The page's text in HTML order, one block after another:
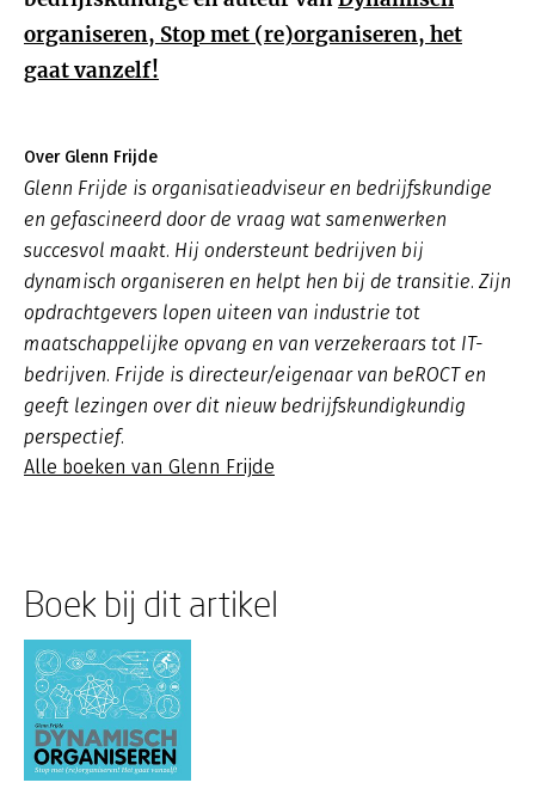
organiseren, Stop met (re)organiseren, het
gaat vanzelf!
Over Glenn Frijde
Glenn Frijde is organisatieadviseur en bedrijfskundige
en gefascineerd door de vraag wat samenwerken
succesvol maakt. Hij ondersteunt bedrijven bij
dynamisch organiseren en helpt hen bij de transitie. Zijn
opdrachtgevers lopen uiteen van industrie tot
maatschappelijke opvang en van verzekeraars tot IT-
bedrijven. Frijde is directeur/eigenaar van beROCT en
geeft lezingen over dit nieuw bedrijfskundigkundig
perspectief.
Alle boeken van Glenn Frijde
Boek bij dit artikel